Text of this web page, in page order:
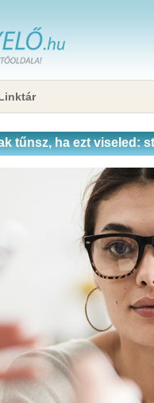
tűnsz, ha ezt viseled: